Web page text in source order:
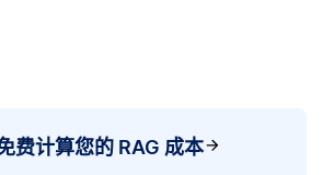
费计算您的 RAG 成本